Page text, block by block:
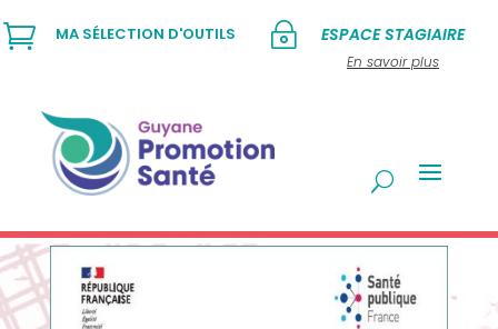
~ ESPACE STAGIAIRE
En savoir plus
 MA SÉLECTION D'OUTILS